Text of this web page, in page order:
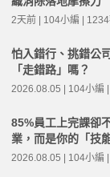
2天前 | 104小編 |
怕入錯行、挑錯公
「走錯路」嗎？
2026.08.05 | 104小編
85%員工上完課卻
業，而是你的「技
2026.08.05 | 104小編